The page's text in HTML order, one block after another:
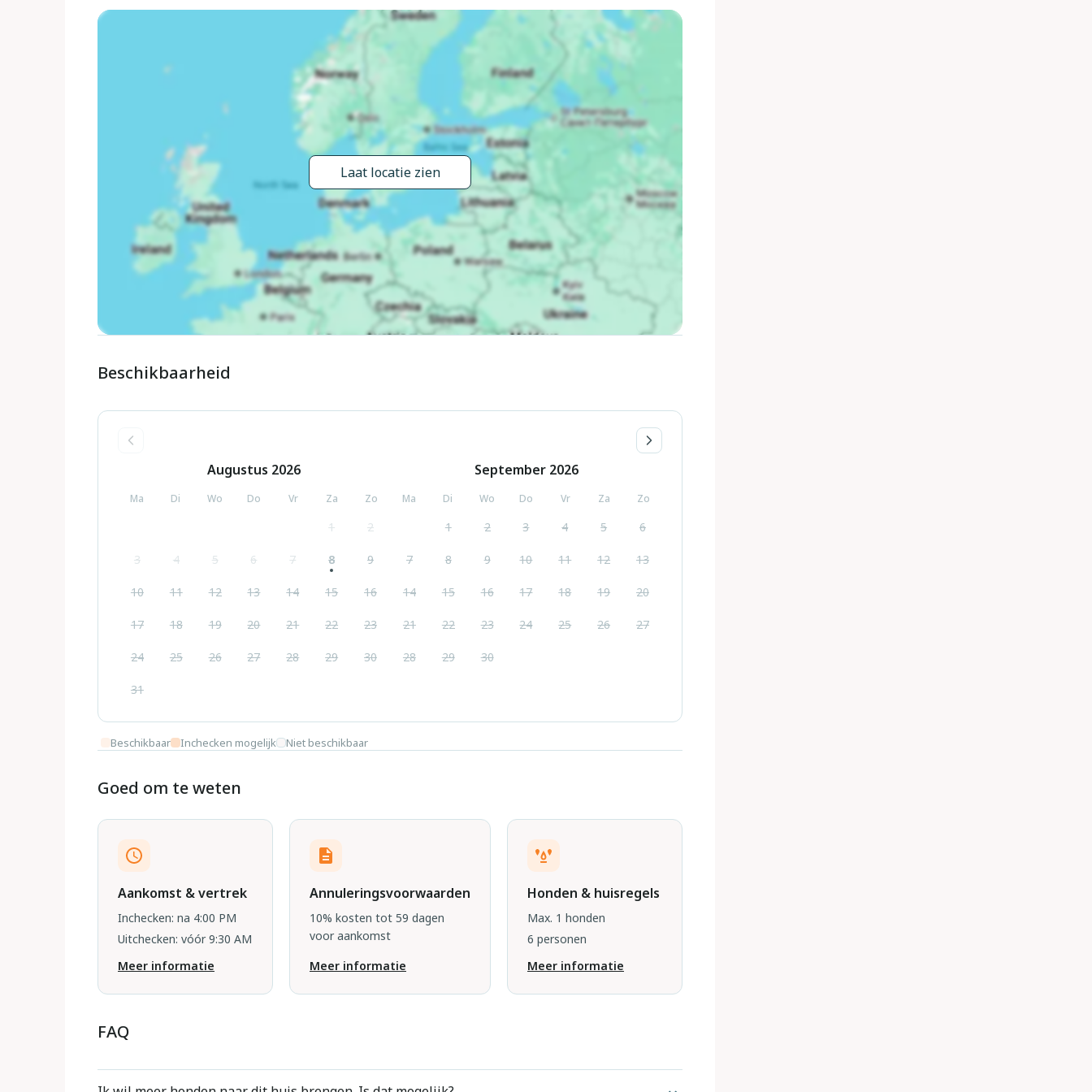
km, Baia delle Zagare 34 km, Monte Sant'Angelo 62 km. Wandelgebied Foresta Umbra 20 km. Auto
noodzakelijk. Animatie in het hoogseizoen. Geschikt voor families (extra). Het vakantiecomplex wordt 24 uur
per dag bewaakt. Badmuts verplicht.
Laat locatie zien
Beschikbaarheid
Augustus 2026
Ma Di Wo Do Vr Za Zo
1 2
3 4 5 6 7 8 9
10 11 12 13 14 15 16
17 18 19 20 21 22 23
24 25 26 27 28 29 30
31
September 2026
Ma Di Wo Do Vr Za Zo
1 2 3 4 5 6
7 8 9 10 11 12 13
14 15 16 17 18 19 20
21 22 23 24 25 26 27
28 29 30
Beschikbaar Inchecken mogelijk Niet beschikbaar
Goed om te weten
Aankomst & vertrek
Inchecken: na 4:00 PM
Uitchecken: vóór 9:30 AM
Meer informatie
Annuleringsvoorwaarden
10% kosten tot 59 dagen
voor aankomst
Meer informatie
Honden & huisregels
Max. 1 honden
6 personen
Meer informatie
FAQ